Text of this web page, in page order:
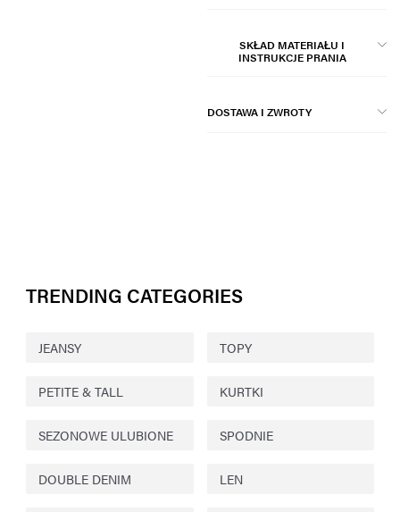
SKŁAD MATERIAŁU I
INSTRUKCJE PRANIA
DOSTAWA I ZWROTY
TRENDING CATEGORIES
JEANSY TOPY
PETITE & TALL KURTKI
SEZONOWE ULUBIONE SPODNIE
DOUBLE DENIM LEN